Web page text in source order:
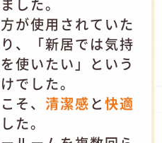
が使用されていた
、「新居では気持
使いたい」という
でした。
そ、清潔感と快適
た。